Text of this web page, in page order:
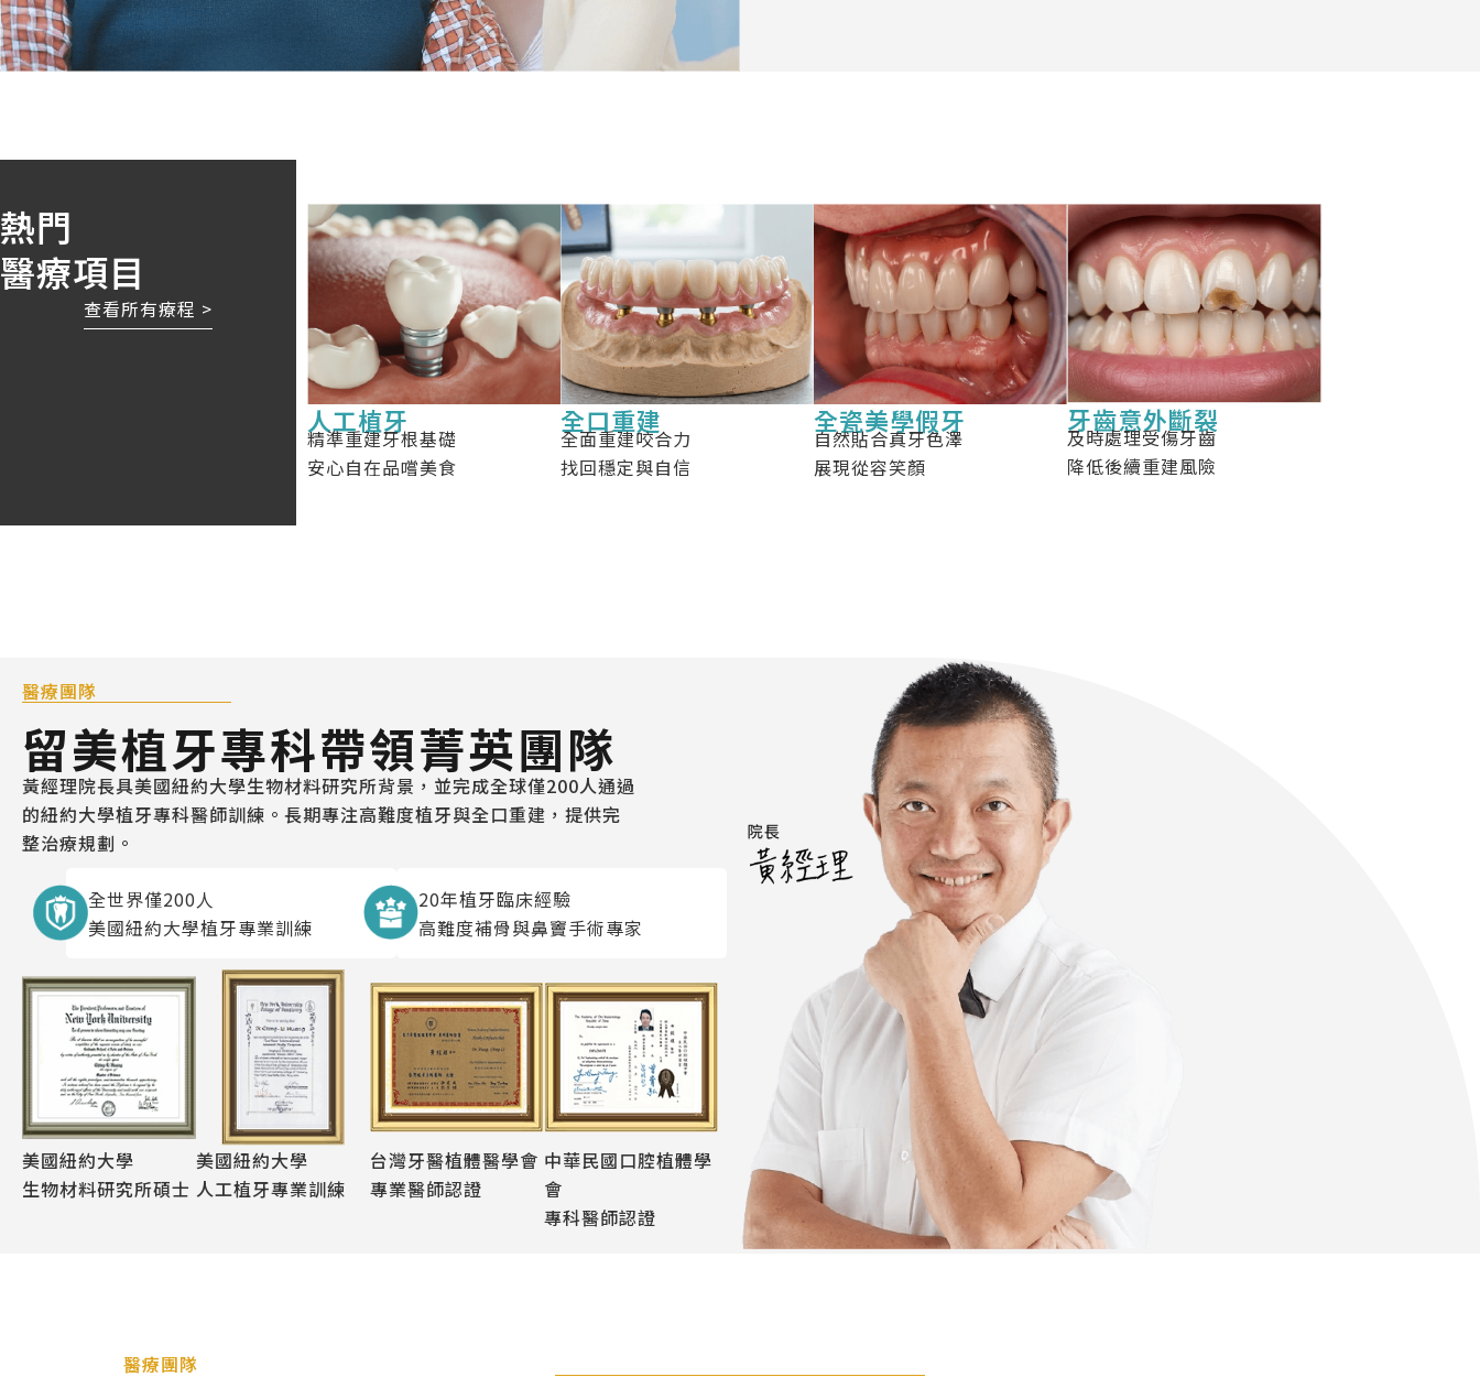
熱門
醫療項目
查看所有療程 >
人工植牙
精準重建牙根基礎
安心自在品嚐美食
全口重建
全面重建咬合力
找回穩定與自信
全瓷美學假牙
自然貼合真牙色澤
展現從容笑顏
牙齒意外斷裂
及時處理受傷牙齒
降低後續重建風險
醫療團隊
留美植牙專科帶領菁英團隊
黃經理院長具美國紐約大學生物材料研究所背景，並完成全球僅200人通過
的紐約大學植牙專科醫師訓練。長期專注高難度植牙與全口重建，提供完
整治療規劃。
全世界僅200人
美國紐約大學植牙專業訓練
20年植牙臨床經驗
高難度補骨與鼻竇手術專家
美國紐約大學
生物材料研究所碩士
美國紐約大學
人工植牙專業訓練
台灣牙醫植體醫學會
專業醫師認證
中華民國口腔植體學
會
專科醫師認證
醫療團隊